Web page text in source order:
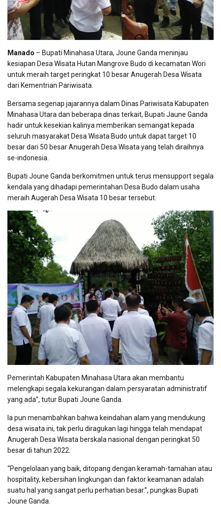
Manado – Bupati Minahasa Utara, Joune Ganda meninjau
kesiapan Desa Wisata Hutan Mangrove Budo di kecamatan Wori
untuk meraih target peringkat 10 besar Anugerah Desa Wisata
dari Kementrian Pariwisata.
Bersama segenap jajarannya dalam Dinas Pariwisata Kabupaten
Minahasa Utara dan beberapa dinas terkait, Bupati Jaune Ganda
hadir untuk kesekian kalinya memberikan semangat kepada
seluruh masyarakat Desa Wisata Budo untuk dapat target 10
besar dari 50 besar Anugerah Desa Wisata yang telah diraihnya
se-indonesia.
Bupati Joune Ganda berkomitmen untuk terus mensupport segala
kendala yang dihadapi pemerintahan Desa Budo dalam usaha
meraih Augerah Desa Wisata 10 besar tersebut.
Pemerintah Kabupaten Minahasa Utara akan membantu
melengkapi segala kekurangan dalam persyaratan administratif
yang ada”, tutur Bupati Joune Ganda.
Ia pun menambahkan bahwa keindahan alam yang mendukung
desa wisata ini, tak perlu diragukan lagi hingga telah mendapat
Anugerah Desa Wisata berskala nasional dengan peringkat 50
besar di tahun 2022.
“Pengelolaan yang baik, ditopang dengan keramah-tamahan atau
hospitality, kebersihan lingkungan dan faktor keamanan adalah
suatu hal yang sangat perlu perhatian besar.”, pungkas Bupati
Joune Ganda.